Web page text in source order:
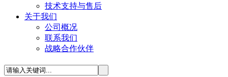
技术支持与售后
关于我们
公司概况
联系我们
战略合作伙伴